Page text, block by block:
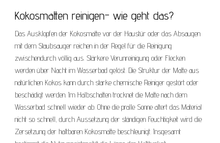
Kokosmatten reinigen- wie geht das?
Das Ausklopfen der Kokosmatte vor der Haustür oder das Absaugen
mit dem Staubsauger reichen in der Regel für die Reinigung
zwischendurch völlig aus. Stärkere Verunreinigung oder Flecken
werden über Nacht im Wasserbad gelöst. Die Struktur der Matte aus
natürlichen Kokos kann durch starke chemische Reiniger gestört oder
beschädigt werden. Im Halbschatten trocknet die Matte nach dem
Wasserbad schnell wieder ab. Ohne die pralle Sonne altert das Material
nicht so schnell, durch Aussetzung der ständigen Feuchtigkeit wird die
Zersetzung der haltbaren Kokosmatte beschleunigt. Insgesamt